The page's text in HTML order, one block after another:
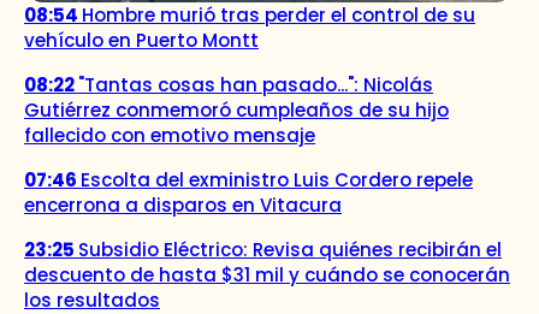
08:54 Hombre murió tras perder el control de su
vehículo en Puerto Montt
08:22"Tantas cosas han pasado...": Nicolás
Gutiérrez conmemoró cumpleaños de su hijo
fallecido con emotivo mensaje
07:46 Escolta del exministro Luis Cordero repele
encerrona a disparos en Vitacura
23:25 Subsidio Eléctrico: Revisa quiénes recibirán el
descuento de hasta $31 mil y cuándo se conocerán
los resultados